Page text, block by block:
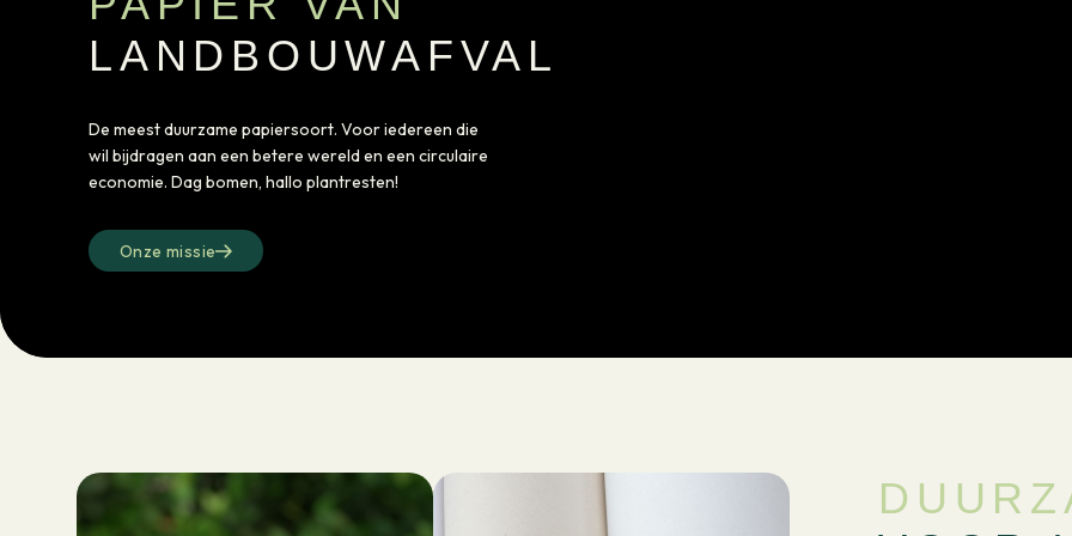
LANDBOUWAFVAL
De meest duurzame papiersoort. Voor iedereen die
wil bijdragen aan een betere wereld en een circulaire
economie. Dag bomen, hallo plantresten!
Onze missie